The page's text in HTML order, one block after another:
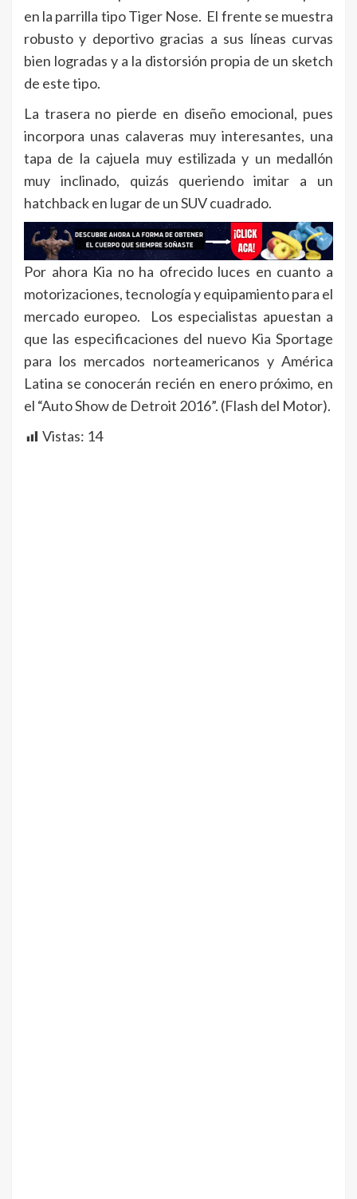
en la parrilla tipo Tiger Nose. El frente se muestra
robusto y deportivo gracias a sus líneas curvas
bien logradas y a la distorsión propia de un sketch
de este tipo.
La trasera no pierde en diseño emocional, pues
incorpora unas calaveras muy interesantes, una
tapa de la cajuela muy estilizada y un medallón
muy inclinado, quizás queriendo imitar a un
hatchback en lugar de un SUV cuadrado.
Por ahora Kia no ha ofrecido luces en cuanto a
motorizaciones, tecnología y equipamiento para el
mercado europeo. Los especialistas apuestan a
que las especificaciones del nuevo Kia Sportage
para los mercados norteamericanos y América
Latina se conocerán recién en enero próximo, en
el “Auto Show de Detroit 2016”. (Flash del Motor).
Vistas: 14